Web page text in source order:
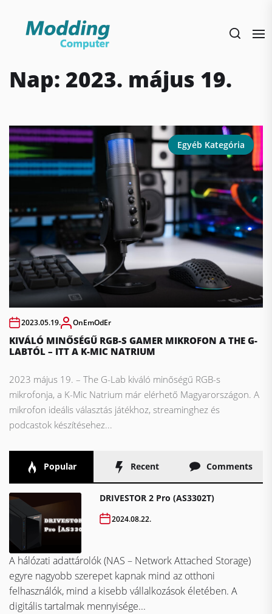
Nap: 2023. május 19.
Egyéb Kategória
2023.05.19. OnEmOdEr
KIVÁLÓ MINŐSÉGŰ RGB-S GAMER MIKROFON A THE G-
LABTÓL – ITT A K-MIC NATRIUM
2023 május 19. – The G-Lab kiváló minőségű RGB-s
mikrofonja, a K-Mic Natrium már elérhető Magyarországon. A
mikrofon ideális választás játékhoz, streaminghez és
podcastok készítésehez...
Popular Recent Comments
DRIVESTOR 2 Pro (AS3302T)
2024.08.22.
A hálózati adattárolók (NAS – Network Attached Storage)
egyre nagyobb szerepet kapnak mind az otthoni
felhasználók, mind a kisebb vállalkozások életében. A
digitális tartalmak mennyisége...